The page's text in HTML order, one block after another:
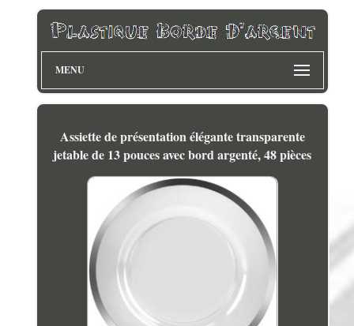
MENU
Assiette de présentation élégante transparente
jetable de 13 pouces avec bord argenté, 48 pièces